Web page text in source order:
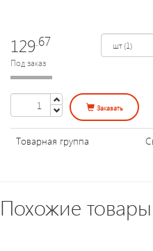
освещение
Электроустановочные
изделия
Переходники
129.67
Под заказ
Заказать
Товарная группа
Похожие товары